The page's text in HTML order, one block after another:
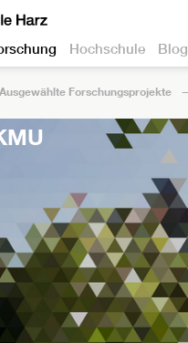
Hochschule Blog
Ausgewählte Forschungsprojekte